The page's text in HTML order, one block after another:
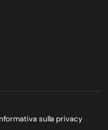
sulla privacy